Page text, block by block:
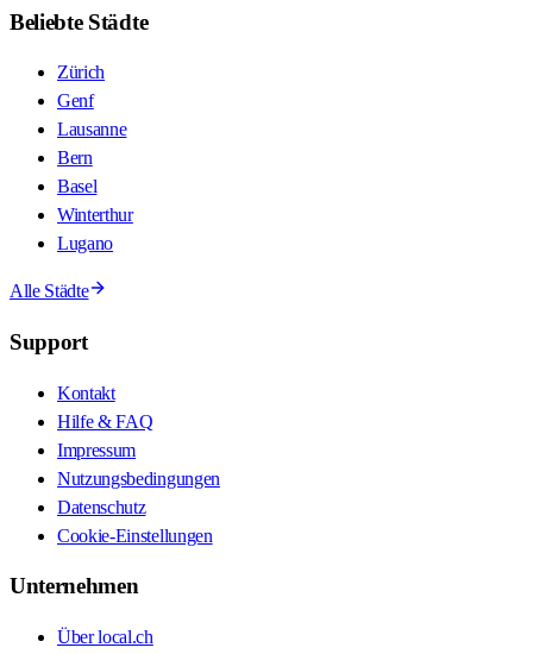
Beliebte Städte
Zürich
Genf
Lausanne
Bern
Basel
Winterthur
Lugano
Alle Städte
Support
Kontakt
Hilfe & FAQ
Impressum
Nutzungsbedingungen
Datenschutz
Cookie-Einstellungen
Unternehmen
Über local.ch